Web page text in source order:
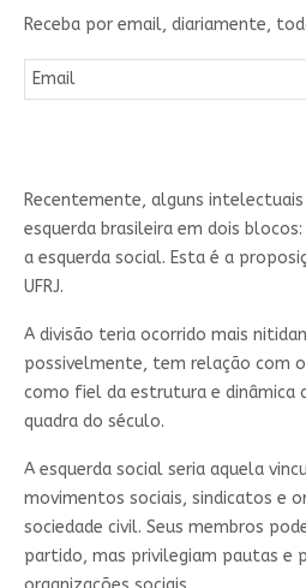
Receba por email, diariamente,
Recentemente, alguns
esquerda brasileira em dois
a esquerda social. Esta é a
UFRJ.
A divisão teria ocorrido mais
possivelmente, tem relação com
como fiel da estrutura e dinâmica
quadra do século.
A esquerda social seria aquela
movimentos sociais, sindicatos e
sociedade civil. Seus membros
partido, mas privilegiam pautas e